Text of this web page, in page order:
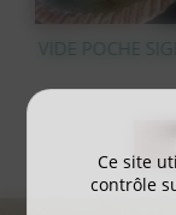
Ce site
contrôle